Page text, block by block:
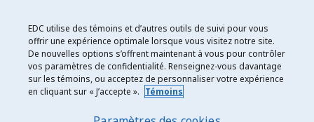
Exportation et développement Canada
Énoncé de confidentialité
EDC utilise des témoins et d’autres outils de suivi pour vous
offrir une expérience optimale lorsque vous visitez notre site.
De nouvelles options s’offrent maintenant à vous pour contrôler
vos paramètres de confidentialité. Renseignez-vous davantage
sur les témoins, ou acceptez de personnaliser votre expérience
en cliquant sur « J’accepte ». Témoins